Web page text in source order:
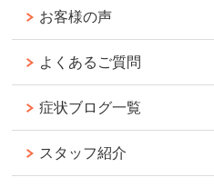
お客様の声
よくあるご質問
症状ブログ一覧
スタッフ紹介